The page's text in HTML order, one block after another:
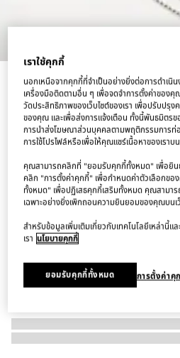
สร้อยคอ Gucci crest pendant
฿18,500
เราใช้คุกกี้
นอกเหนือจากคุกกี้ที่จำเป็นอย่างยิ่งต่อการดำเนิ
เครื่องมือติดตามอื่น ๆ เพื่อจดจำการตั้งค่าของคุ
วัดประสิทธิภาพของเว็บไซต์ของเรา เพื่อปรับปรุง
ของคุณ และเพื่อส่งการแจ้งเตือน ทั้งนี้พันธมิตรข
การนำส่งโฆษณาส่วนบุคคลตามพฤติกรรมการท่
การใช้โปรไฟล์หรือเพื่อให้คุณแชร์เนื้อหาของเรา
คุณสามารถคลิกที่ "ยอมรับคุกกี้ทั้งหมด" เพื่อยิน
คลิก "การตั้งค่าคุกกี้" เพื่อกำหนดค่าตัวเลือกข
ทั้งหมด" เพื่อปฏิเสธคุกกี้เสริมทั้งหมด คุณสามา
เฉพาะอย่างยิ่งเพิกถอนความยินยอมของคุณบนเว็
สำหรับข้อมูลเพิ่มเติมเกี่ยวกับเทคโนโลยีเหล่านี้แ
เรา นโยบายคุกกี้
การตั้งค่าคุ
ยอมรับคุกกี้ทั้งหมด